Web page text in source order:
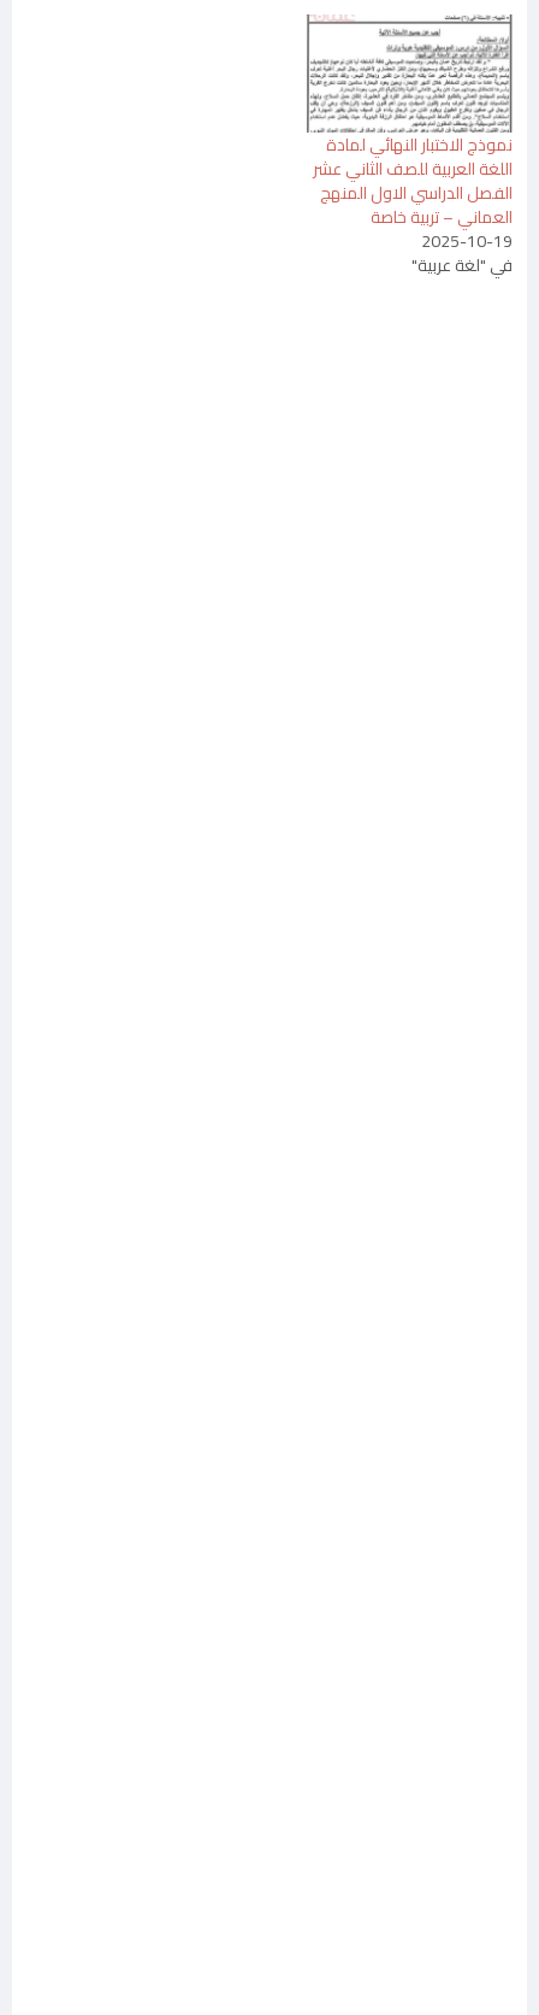
نموذج الاختبار النهائي لمادة
اللغة العربية للصف الثاني عشر
الفصل الدراسي الاول المنهج
العماني – تربية خاصة
2025-10-19
في "لغة عربية"